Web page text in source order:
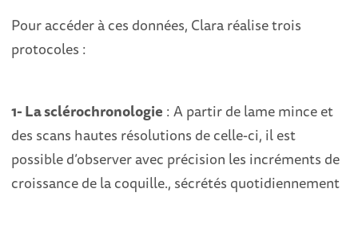
Pour accéder à ces données, Clara réalise trois
protocoles :
1- La sclérochronologie : A partir de lame mince et
des scans hautes résolutions de celle-ci, il est
possible d’observer avec précision les incréments de
croissance de la coquille., sécrétés quotidiennement